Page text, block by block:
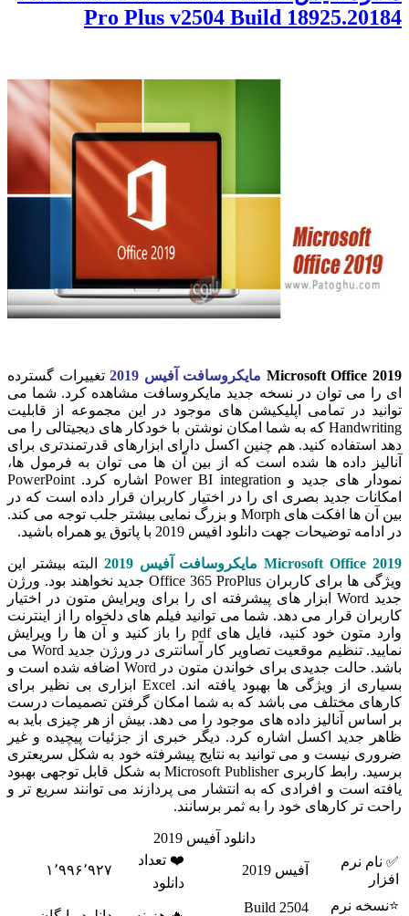
Pro Plus v2504 Build 18925.20184
Microsoft Office 2019 مایکروسافت آفیس 2019
تغییرات گسترده
ای را می توان در نسخه جدید مایکروسافت مشاهده کرد. شما می
توانید در تمامی اپلیکیشن های موجود در این مجموعه از قابلیت
Handwriting که به شما امکان نوشتن با خودکار های دیجیتالی را می
دهد استفاده کنید. هم چنین اکسل دارای ابزارهای قدرتمندتری برای
آنالیز داده ها شده است که از بین آن ها می توان به فرمول ها،
نمودار های جدید و Power BI integration اشاره کرد. PowerPoint
امکانات جدید بصری ای را در اختیار کاربران قرار داده است که در
بین آن ها افکت های Morph و بزرگ نمایی بیشتر جلب توجه می کند.
در ادامه توضیحات جهت دانلود افیس 2019 با پاتوق یو همراه باشید.
Microsoft Office 2019 مایکروسافت آفیس 2019
البته بیشتر این
ویژگی ها برای کاربران Office 365 ProPlus جدید نخواهند بود. ورژن
جدید Word ابزار های پیشرفته ای را برای ویرایش متون در اختیار
کاربران قرار می دهد. شما می توانید فیلم های دلخواه را از اینترنت
وارد متون خود کنید، فایل های pdf را باز کنید و آن ها را ویرایش
نمایید. تنظیم موقعیت تصاویر کار آسانتری در ورژن جدید Word می
باشد. حالت جدیدی برای خواندن متون در Word اضافه شده است و
بسیاری از ویژگی ها بهبود یافته اند. Excel ابزاری بی نظیر برای
کارهای مختلف می باشد که به شما امکان گرفتن تصمیمات درست
بر اساس آنالیز داده های موجود را می دهد. بیش از هر چیزی باید به
ظاهر جدید اکسل اشاره کرد. دیگر خبری از جزئیات پیچیده و غیر
ضروری نیست و می توانید به نتایج پیشرفته خود به شکل سریعتری
برسید. رابط کاربری Microsoft Publisher به شکل قابل توجهی بهبود
یافته است و افرادی که به انتشار می پردازند می توانند سریع تر و
راحت تر کارهای خود را به ثمر برسانند.
دانلود آفیس 2019
✅ نام نرم
افزار
آفیس 2019
❤️ تعداد
دانلود
۱٬۹۹۶٬۹۲۷
⭐نسخه نرم 2504 Build